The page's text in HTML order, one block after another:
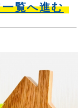
覧へ進む